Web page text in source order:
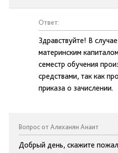
Ответ:
Здравствуйте! В
материнским
семестр обучения
средствами, так как
приказа о зачислении.
Вопрос от Алиханян Анаит
Добрый день, скажите